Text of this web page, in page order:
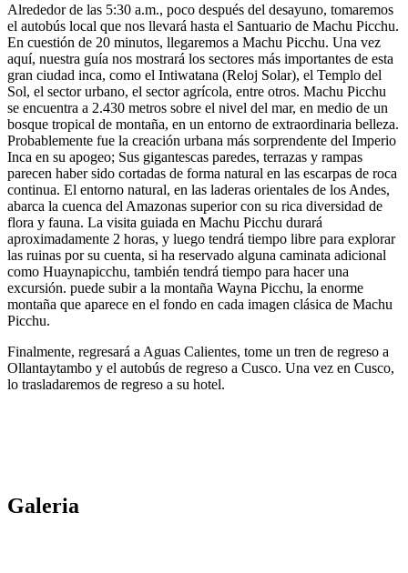
Alrededor de las 5:30 a.m., poco después del desayuno, tomaremos
el autobús local que nos llevará hasta el Santuario de Machu Picchu.
En cuestión de 20 minutos, llegaremos a Machu Picchu. Una vez
aquí, nuestra guía nos mostrará los sectores más importantes de esta
gran ciudad inca, como el Intiwatana (Reloj Solar), el Templo del
Sol, el sector urbano, el sector agrícola, entre otros. Machu Picchu
se encuentra a 2.430 metros sobre el nivel del mar, en medio de un
bosque tropical de montaña, en un entorno de extraordinaria belleza.
Probablemente fue la creación urbana más sorprendente del Imperio
Inca en su apogeo; Sus gigantescas paredes, terrazas y rampas
parecen haber sido cortadas de forma natural en las escarpas de roca
continua. El entorno natural, en las laderas orientales de los Andes,
abarca la cuenca del Amazonas superior con su rica diversidad de
flora y fauna. La visita guiada en Machu Picchu durará
aproximadamente 2 horas, y luego tendrá tiempo libre para explorar
las ruinas por su cuenta, si ha reservado alguna caminata adicional
como Huaynapicchu, también tendrá tiempo para hacer una
excursión. puede subir a la montaña Wayna Picchu, la enorme
montaña que aparece en el fondo en cada imagen clásica de Machu
Picchu.
Finalmente, regresará a Aguas Calientes, tome un tren de regreso a
Ollantaytambo y el autobús de regreso a Cusco. Una vez en Cusco,
lo trasladaremos de regreso a su hotel.
Galeria